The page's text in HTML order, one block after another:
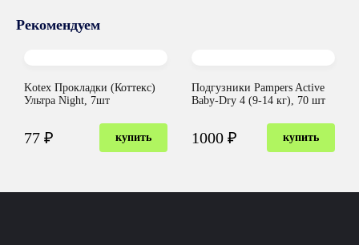
Рекомендуем
Kotex Прокладки (Коттекс)
Ультра Night, 7шт
77 ₽ купить
Подгузники Pampers Active
Baby-Dry 4 (9-14 кг), 70 шт
1000 ₽ купить